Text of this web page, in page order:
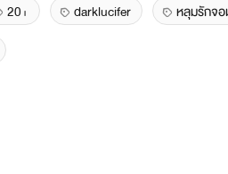
20+ darklucifer หลุมรักจ